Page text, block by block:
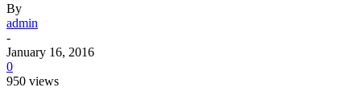
By
admin
-
January 16, 2016
0
950 views